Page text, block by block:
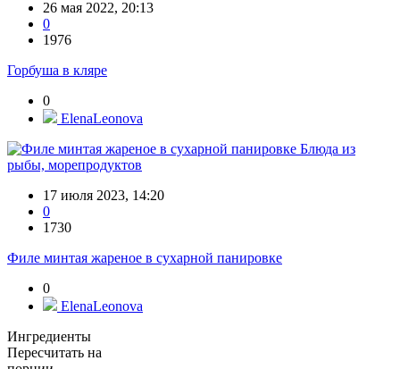
26 мая 2022, 20:13
0
1976
Горбуша в кляре
0
ElenaLeonova
Блюда из
рыбы, морепродуктов
17 июля 2023, 14:20
0
1730
Филе минтая жареное в сухарной панировке
0
ElenaLeonova
Ингредиенты
Пересчитать на